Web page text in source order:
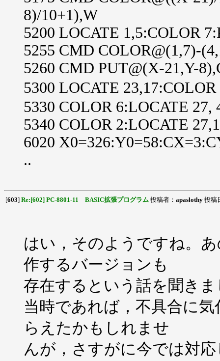
8)/10+1),W
5200 LOCATE 1,5:COLOR
5255 CMD COLOR@(1,7)-
5260 CMD PUT@(X-21,Y-
5300 LOCATE
5330 COLOR 6:LOCATE
5340 COLOR 2:LOCATE
6020
..
[603] Re:[602] PC-8801-11 BASIC拡張プログラム 投稿者： apaslothy 投稿
はい，そのようですね。
作するバージョンも
存在するという話を聞き
当時であれば，不具合に
らえたかもしれませ
んが，さすがに今では対